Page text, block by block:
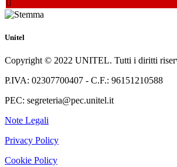
Unitel
Copyright © 2022 UNITEL. Tutti i diritti
P.IVA: 02307700407 - C.F.: 96151210588
PEC: segreteria@pec.unitel.it
Note Legali
Privacy Policy
Cookie Policy